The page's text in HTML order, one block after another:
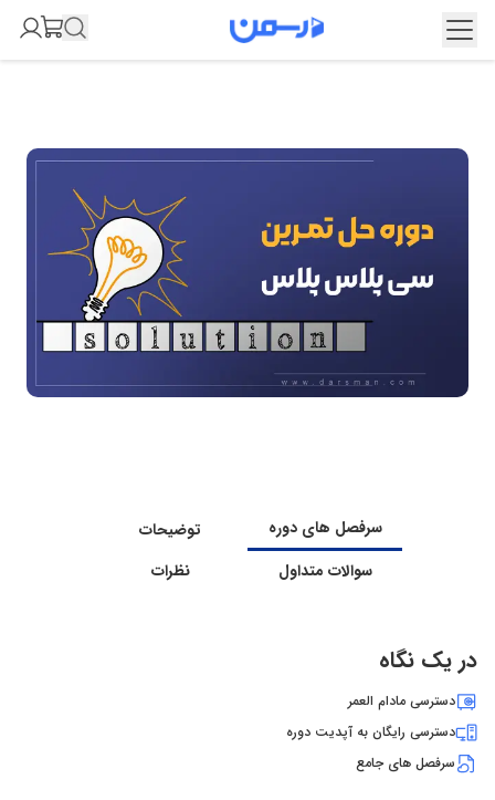
سرفصل های دوره
توضیحات
سوالات متداول
نظرات
در یک نگاه
دسترسی مادام العمر
دسترسی رایگان به آپدیت دوره
سرفصل های جامع